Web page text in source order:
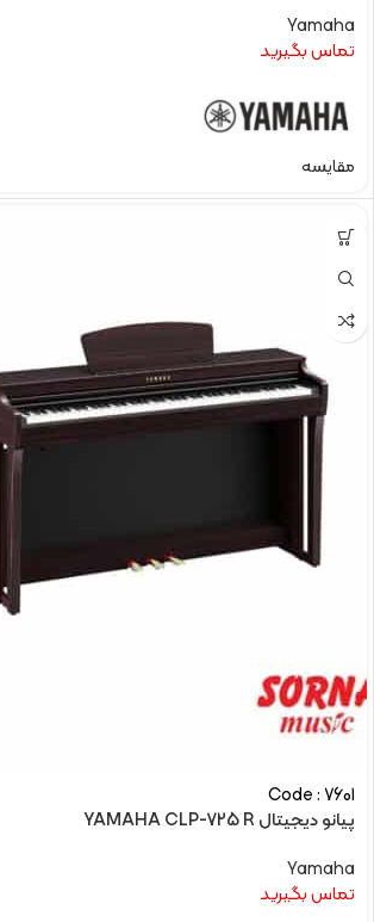
Yamaha
تماس بگیرید
مقایسه
Code : 7601
پیانو دیجیتال YAMAHA CLP-725 R
Yamaha
تماس بگیرید